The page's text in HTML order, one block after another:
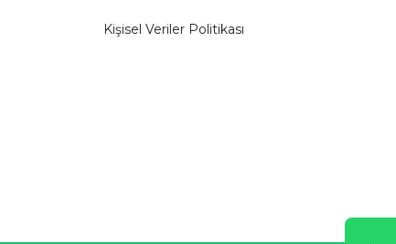
Kişisel Veriler Politikası